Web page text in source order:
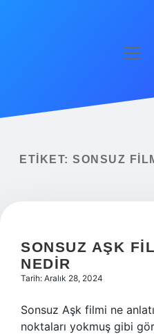
Yasal Uyarı
ETIKET: SONSUZ
SONSUZ AŞK
NEDIR
Tarih: Aralık 28, 2024
Sonsuz Aşk filmi ne
noktaları yokmuş gibi